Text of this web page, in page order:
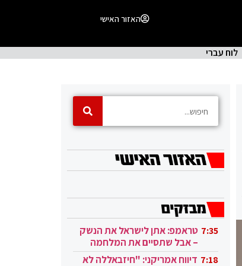
האזור האישי
לוח עברי
7:35 טראמפ: אתן לישראל את הנשק
– אבל שתסיים את המלחמה
בעזה 7:18 דיווח אמריקני: "חיזבאללה לא